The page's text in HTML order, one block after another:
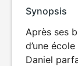
Synopsis
Après ses
d’une
Daniel